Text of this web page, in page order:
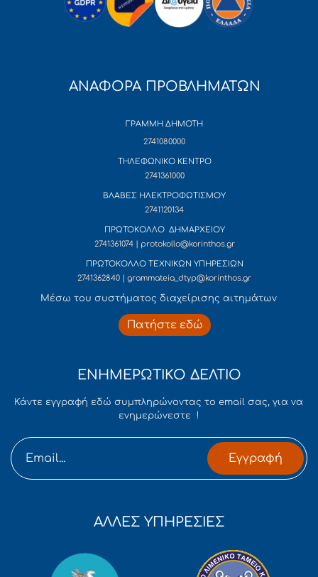
ΑΝΑΦΟΡΑ ΠΡΟΒΛΗΜΑΤΩΝ
ΓΡΑΜΜΗ ΔΗΜΟΤΗ
2741080000
ΤΗΛΕΦΩΝΙΚΟ ΚΕΝΤΡΟ
2741361000
ΒΛΑΒΕΣ ΗΛΕΚΤΡΟΦΩΤΙΣΜΟΥ
2741120134
ΠΡΩΤΟΚΟΛΛΟ ΔΗΜΑΡΧΕΙΟΥ
2741361074 | protokollo@korinthos.gr
ΠΡΩΤΟΚΟΛΛΟ ΤΕΧΝΙΚΩΝ ΥΠΗΡΕΣΙΩΝ
2741362840 | grammateia_dtyp@korinthos.gr
Mέσω του συστήματος διαχείρισης αιτημάτων
Πατήστε εδώ
ΕΝΗΜΕΡΩΤΙΚΟ ΔΕΛΤΙΟ
Κάντε εγγραφή εδώ συμπληρώνοντας το email σας, για να
ενημερώνεστε !
Εγγραφή
ΑΛΛΕΣ ΥΠΗΡΕΣΙΕΣ